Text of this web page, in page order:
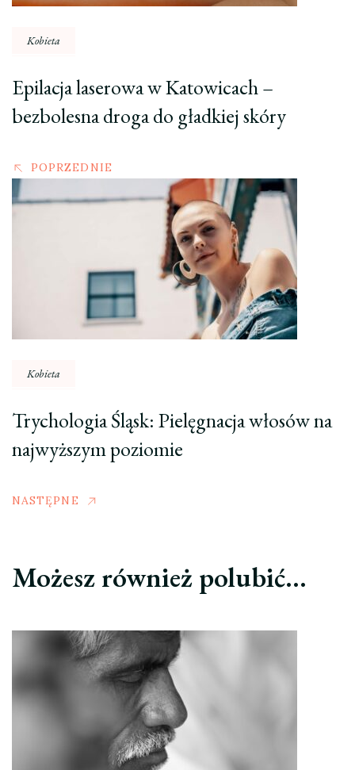
Kobieta
Epilacja laserowa w Katowicach –
bezbolesna droga do gładkiej skóry
POPRZEDNIE
Kobieta
Trychologia Śląsk: Pielęgnacja włosów na
najwyższym poziomie
NASTĘPNE
Możesz również polubić…